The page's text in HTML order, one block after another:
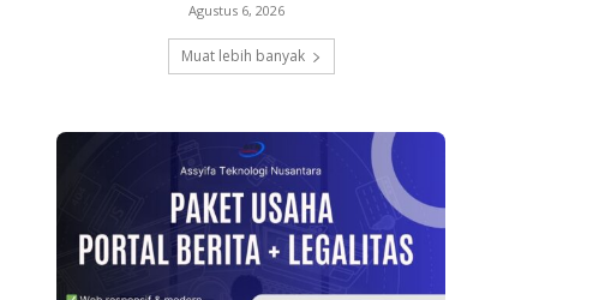
Agustus 6, 2026
Muat lebih banyak